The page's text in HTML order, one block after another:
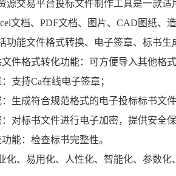
源交易平台投标文件制作工具是一款适
文档、PDF文档、图片、CAD图纸
能文件格式转换、电子签章、标书生
件格式转化功能：可方便导入其他格
支持Ca在线电子签章；
生成符合规范格式的电子投标标书文
对标书文件进行电子加密，提供安全
能：检查标书完整性。
、易用化、人性化、智能化、参数化